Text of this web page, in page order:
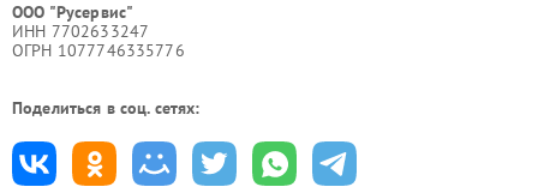
ООО "Русервис"
ИНН 7702633247
ОГРН 1077746335776
Поделиться в соц. сетях: